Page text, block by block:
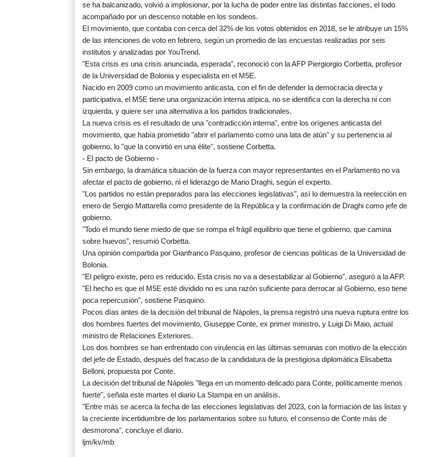
se ha balcanizado, volvió a implosionar, por la lucha de poder entre las distintas facciones, el todo
acompañado por un descenso notable en los sondeos.
El movimiento, que contaba con cerca del 32% de los votos obtenidos en 2018, se le atribuye un 15%
de las intenciones de voto en febrero, según un promedio de las encuestas realizadas por seis
institutos y analizadas por YouTrend.
"Esta crisis es una crisis anunciada, esperada", reconoció con la AFP Piergiorgio Corbetta, profesor
de la Universidad de Bolonia y especialista en el M5E.
Nacido en 2009 como un movimiento anticasta, con el fin de defender la democracia directa y
participativa, el M5E tiene una organización interna atípica, no se identifica con la derecha ni con
izquierda, y quiere ser una alternativa a los partidos tradicionales.
La nueva crisis es el resultado de una "contradicción interna", entre los orígenes anticasta del
movimiento, que había prometido "abrir el parlamento como una lata de atún" y su pertenencia al
gobierno, lo "que la convirtió en una élite", sostiene Corbetta.
- El pacto de Gobierno -
Sin embargo, la dramática situación de la fuerza con mayor representantes en el Parlamento no va
afectar el pacto de gobierno, ni el liderazgo de Mario Draghi, según el experto.
"Los partidos no están preparados para las elecciones legislativas", así lo demuestra la reelección en
enero de Sergio Mattarella como presidente de la República y la confirmación de Draghi como jefe de
gobierno.
"Todo el mundo tiene miedo de que se rompa el frágil equilibrio que tiene el gobierno, que camina
sobre huevos", resumió Corbetta.
Una opinión compartida por Gianfranco Pasquino, profesor de ciencias políticas de la Universidad de
Bolonia.
"El peligro existe, pero es reducido. Esta crisis no va a desestabilizar al Gobierno", aseguró a la AFP.
"El hecho es que el M5E esté dividido no es una razón suficiente para derrocar al Gobierno, eso tiene
poca repercusión", sostiene Pasquino.
Pocos días antes de la decisión del tribunal de Nápoles, la prensa registró una nueva ruptura entre los
dos hombres fuertes del movimiento, Giuseppe Conte, ex primer ministro, y Luigi Di Maio, actual
ministro de Relaciones Exteriores.
Los dos hombres se han enfrentado con virulencia en las últimas semanas con motivo de la elección
del jefe de Estado, después del fracaso de la candidatura de la prestigiosa diplomática Elisabetta
Belloni, propuesta por Conte.
La decisión del tribunal de Nápoles "llega en un momento delicado para Conte, políticamente menos
fuerte", señala este martes el diario La Stampa en un análisis.
"Entre más se acerca la fecha de las elecciones legislativas del 2023, con la formación de las listas y
la creciente incertidumbre de los parlamentarios sobre su futuro, el consenso de Conte más de
desmorona", concluye el diario.
ljm/kv/mb